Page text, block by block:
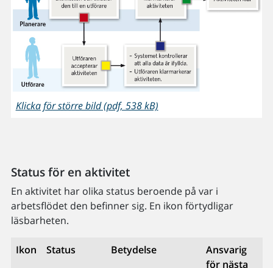
Klicka för större bild (pdf, 538 kB)
Status för en aktivitet
En aktivitet har olika status beroende på var i
arbetsflödet den befinner sig. En ikon förtydligar
läsbarheten.
Ikon Status Betydelse
Ansvarig
för nästa